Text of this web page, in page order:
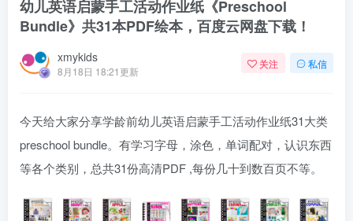
幼儿英语启蒙手工活动作业纸《Preschool
Bundle》共31本PDF绘本，百度云网盘下载！
xmykids
8月18日 18:21更新
关注 私信
今天给大家分享学龄前幼儿英语启蒙手工活动作业纸31大类
preschool bundle。有学习字母，涂色，单词配对，认识东西
等各个类别，总共31份高清PDF ,每份几十到数百页不等。